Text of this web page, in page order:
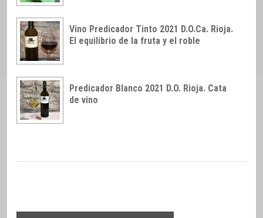
Vino Predicador Tinto 2021 D.O.Ca. Rioja.
El equilibrio de la fruta y el roble
Predicador Blanco 2021 D.O. Rioja. Cata
de vino